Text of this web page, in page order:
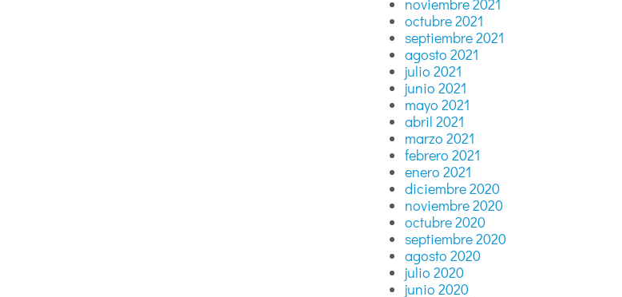
noviembre 2021
octubre 2021
septiembre 2021
agosto 2021
julio 2021
junio 2021
mayo 2021
abril 2021
marzo 2021
febrero 2021
enero 2021
diciembre 2020
noviembre 2020
octubre 2020
septiembre 2020
agosto 2020
julio 2020
junio 2020